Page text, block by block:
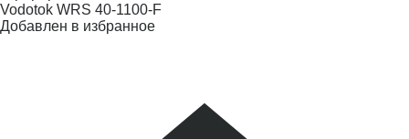
Vodotok WRS 40-1100-F
Добавлен в избранное